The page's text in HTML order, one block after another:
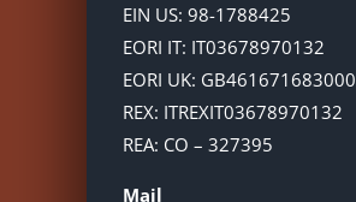
EIN US: 98-1788425
EORI IT: IT03678970132
EORI UK: GB461671683000
REX: ITREXIT03678970132
REA: CO – 327395
Mail